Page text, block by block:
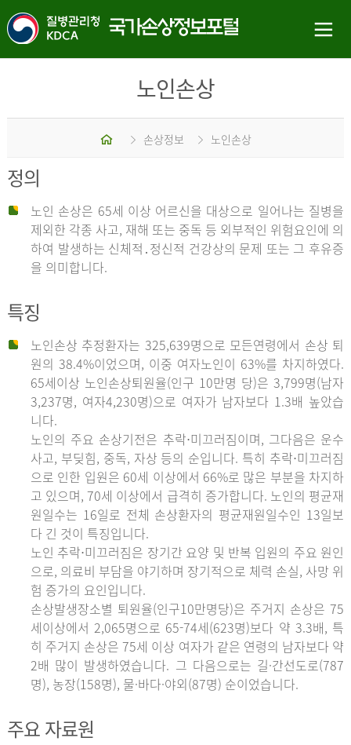
노인손상
홈 손상정보 노인손상
정의
노인 손상은 65세 이상 어르신을 대상으로 일어나는 질병을
제외한 각종 사고, 재해 또는 중독 등 외부적인 위험요인에 의
하여 발생하는 신체적․정신적 건강상의 문제 또는 그 후유증
을 의미합니다.
특징
노인손상 추정환자는 325,639명으로 모든연령에서 손상 퇴
원의 38.4%이었으며, 이중 여자노인이 63%를 차지하였다.
65세이상 노인손상퇴원율(인구 10만명 당)은 3,799명(남자
3,237명, 여자4,230명)으로 여자가 남자보다 1.3배 높았습
니다.
노인의 주요 손상기전은 추락⋅미끄러짐이며, 그다음은 운수
사고, 부딪힘, 중독, 자상 등의 순입니다. 특히 추락⋅미끄러짐
으로 인한 입원은 60세 이상에서 66%로 많은 부분을 차지하
고 있으며, 70세 이상에서 급격히 증가합니다. 노인의 평균재
원일수는 16일로 전체 손상환자의 평균재원일수인 13일보
다 긴 것이 특징입니다.
노인 추락⋅미끄러짐은 장기간 요양 및 반복 입원의 주요 원인
으로, 의료비 부담을 야기하며 장기적으로 체력 손실, 사망 위
험 증가의 요인입니다.
손상발생장소별 퇴원율(인구10만명당)은 주거지 손상은 75
세이상에서 2,065명으로 65-74세(623명)보다 약 3.3배, 특
히 주거지 손상은 75세 이상 여자가 같은 연령의 남자보다 약
2배 많이 발생하였습니다. 그 다음으로는 길·간선도로(787
명), 농장(158명), 물·바다·야외(87명) 순이었습니다.
주요 자료원